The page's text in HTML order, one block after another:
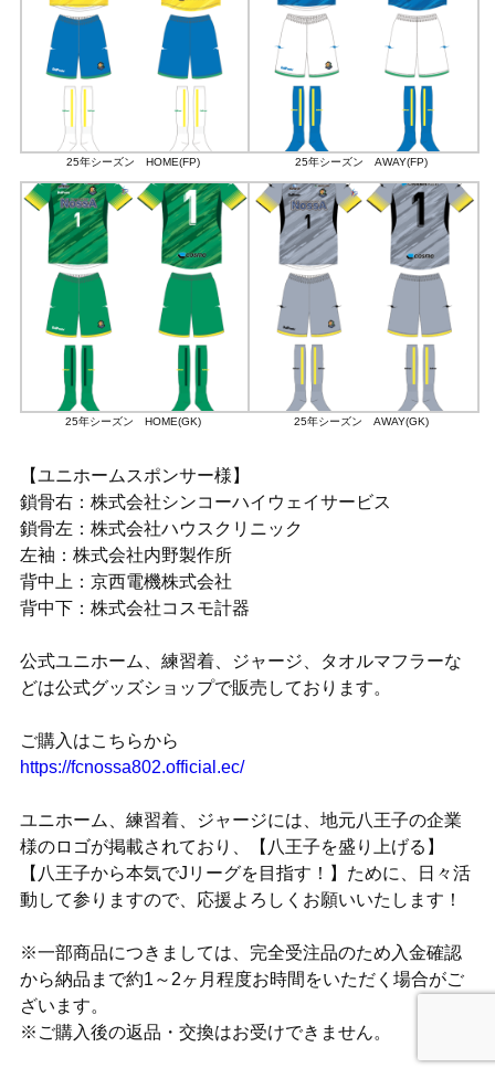
25年シーズン HOME(FP) 25年シーズン AWAY(FP)
25年シーズン HOME(GK) 25年シーズン AWAY(GK)
【ユニホームスポンサー様】
鎖骨右：株式会社シンコーハイウェイサービス
鎖骨左：株式会社ハウスクリニック
左袖：株式会社内野製作所
背中上：京西電機株式会社
背中下：株式会社コスモ計器
公式ユニホーム、練習着、ジャージ、タオルマフラーな
どは公式グッズショップで販売しております。
ご購入はこちらから
https://fcnossa802.official.ec/
ユニホーム、練習着、ジャージには、地元八王子の企業
様のロゴが掲載されており、【八王子を盛り上げる】
【八王子から本気でJリーグを目指す！】ために、日々活
動して参りますので、応援よろしくお願いいたします！
※一部商品につきましては、完全受注品のため入金確認
から納品まで約1～2ヶ月程度お時間をいただく場合がご
ざいます。
※ご購入後の返品・交換はお受けできません。